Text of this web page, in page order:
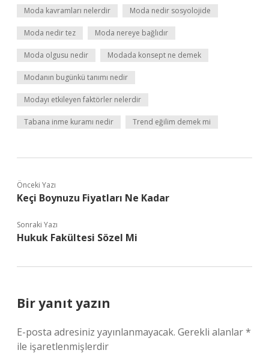
Moda kavramları nelerdir Moda nedir sosyolojide
Moda nedir tez Moda nereye bağlıdır
Moda olgusu nedir Modada konsept ne demek
Modanın bugünkü tanımı nedir
Modayı etkileyen faktörler nelerdir
Tabana inme kuramı nedir Trend eğilim demek mi
Önceki Yazı
Keçi Boynuzu Fiyatları Ne Kadar
Sonraki Yazı
Hukuk Fakültesi Sözel Mi
Bir yanıt yazın
E-posta adresiniz yayınlanmayacak. Gerekli alanlar*
ile işaretlenmişlerdir